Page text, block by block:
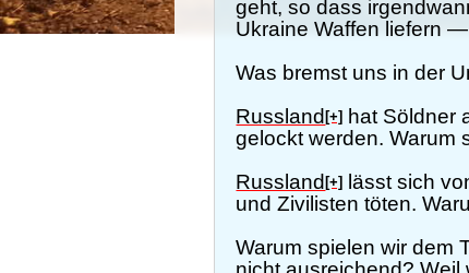
geht, so dass
Ukraine Waffen liefern
Was bremst uns in der
Russland[+]
hat Söldner
gelockt werden. Warum
Russland[+]
lässt sich
und Zivilisten töten.
Warum spielen wir dem